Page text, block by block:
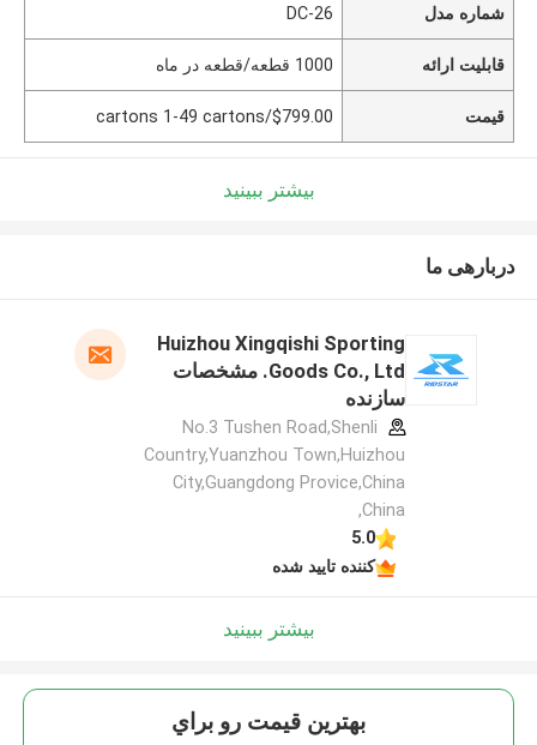
شماره مدل 26-DC
قابلیت ارائه 1000 قطعه/قطعه در ماه
قیمت $799.00/cartons 1-49 cartons
بیشتر ببینید
دربارهی ما
Huizhou Xingqishi Sporting
Goods Co., Ltd. مشخصات
سازنده
No.3 Tushen Road,Shenli
Country,Yuanzhou Town,Huizhou
City,Guangdong Provice,China
,China
5.0
کننده تایید شده
بیشتر ببینید
بهترين قيمت رو براي